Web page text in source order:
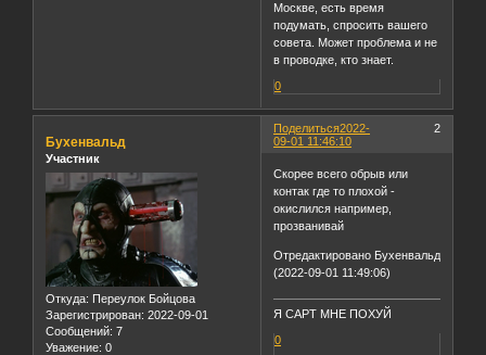
Москве, есть время
подумать, спросить вашего
совета. Может проблема и не
в проводке, кто знает.
0
Поделиться 2
2022-
09-01 11:46:10
Бухенвальд
Участник
Откуда: Переулок Бойцова
Зарегистрирован: 2022-09-01
Сообщений: 7
Уважение: 0
Скорее всего обрыв или
контак где то плохой -
окислился например,
прозванивай
Отредактировано Бухенвальд
(2022-09-01 11:49:06)
Я САРТ МНЕ ПОХУЙ
0